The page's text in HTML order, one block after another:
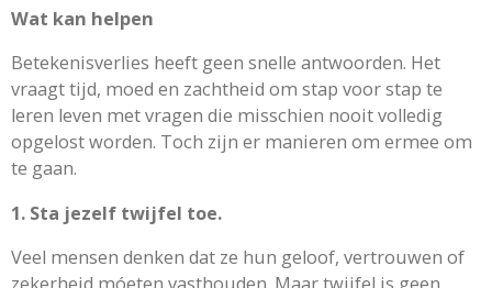
Wat kan helpen
Betekenisverlies heeft geen snelle antwoorden. Het
vraagt tijd, moed en zachtheid om stap voor stap te
leren leven met vragen die misschien nooit volledig
opgelost worden. Toch zijn er manieren om ermee om
te gaan.
1. Sta jezelf twijfel toe.
Veel mensen denken dat ze hun geloof, vertrouwen of